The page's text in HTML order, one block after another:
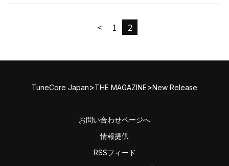
< 1 2
TuneCore Japan>THE MAGAZINE>New Release
お問い合わせページへ
情報提供
RSSフィード